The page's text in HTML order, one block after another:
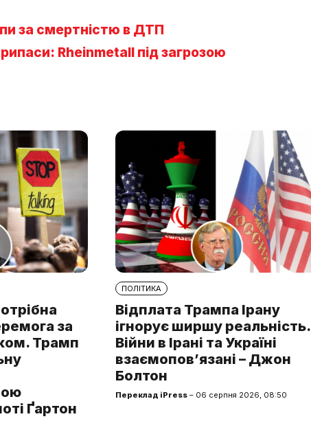
за смертністю в ДТП
Rheinmetall під загрозою
за
Трамп
Ґартон
ПОЛІТИКА
Відплата Трампа Ірану
ігнорує ширшу реальність.
Війни в Ірані та Україні
взаємопов’язані – Джон
Болтон
Переклад iPress – 06 серпня 2026, 08:50